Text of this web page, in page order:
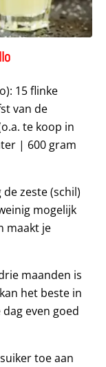
15 flinke
van de
te koop in
| 600 gram
zeste (schil)
mogelijk
maakt je
maanden is
het beste in
even goed
toe aan